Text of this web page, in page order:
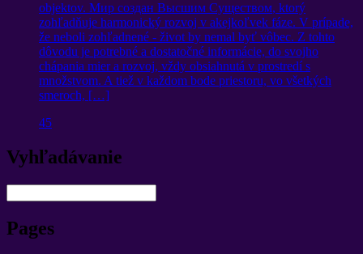
objektov. Мир создан Высшим Существом, ktorý
zohľadňuje harmonický rozvoj v akejkoľvek fáze. V prípade,
že neboli zohľadnené - život by nemal byť vôbec. Z tohto
dôvodu je potrebné a dostatočné informácie, do svojho
chápania mier a rozvoj, vždy obsiahnutá v prostredí s
množstvom. A tiež v každom bode priestoru, vo všetkých
smeroch, […]
45
Vyhľadávanie
Pages